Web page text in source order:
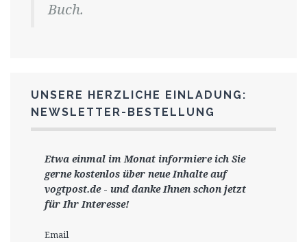
Buch.
UNSERE HERZLICHE EINLADUNG:
NEWSLETTER-BESTELLUNG
Etwa einmal im Monat informiere ich Sie
gernekostenlos über neue Inhalte auf
vogtpost.de- und danke Ihnen schon jetzt
für Ihr Interesse!
Email